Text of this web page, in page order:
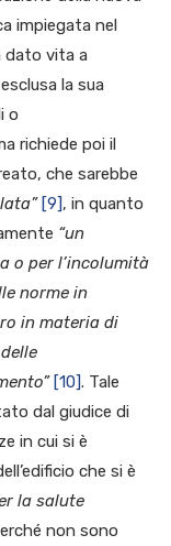
impiegata nel
dato vita a
la sua
o
richiede poi il
che sarebbe
[9], in quanto
“un
o per l’incolumità
norme in
in materia di
[10]. Tale
dal giudice di
in cui si è
che si è
la salute
non sono